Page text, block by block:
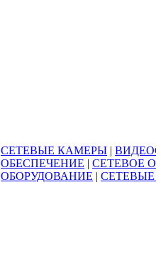
СЕТЕВЫЕ КАМЕРЫ |
ОБЕСПЕЧЕНИЕ | СЕТЕВОЕ
ОБОРУДОВАНИЕ |